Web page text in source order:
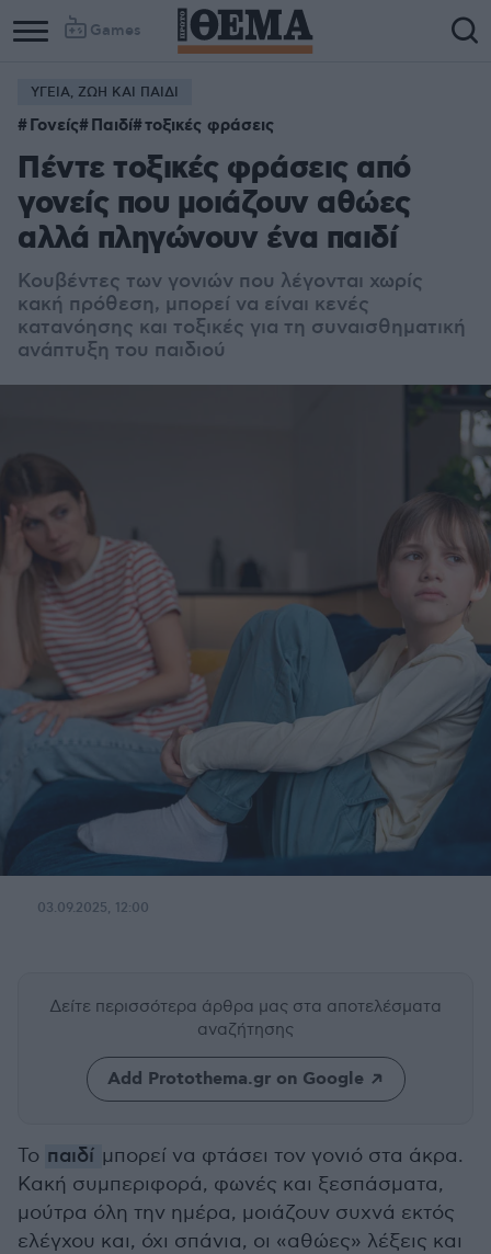
Games
ΥΓΕΙΑ, ΖΩΗ ΚΑΙ ΠΑΙΔΙ
Γονείς Παιδί τοξικές φράσεις
Πέντε τοξικές φράσεις από
γονείς που μοιάζουν αθώες
αλλά πληγώνουν ένα παιδί
Κουβέντες των γονιών που λέγονται χωρίς
κακή πρόθεση, μπορεί να είναι κενές
κατανόησης και τοξικές για τη συναισθηματική
ανάπτυξη του παιδιού
03.09.2025, 12:00
Δείτε περισσότερα άρθρα μας στα αποτελέσματα
αναζήτησης
Add Protothema.gr on Google
Το παιδί μπορεί να φτάσει τον γονιό στα άκρα.
Κακή συμπεριφορά, φωνές και ξεσπάσματα,
μούτρα όλη την ημέρα, μοιάζουν συχνά εκτός
ελέγχου και, όχι σπάνια, οι «αθώες» λέξεις και